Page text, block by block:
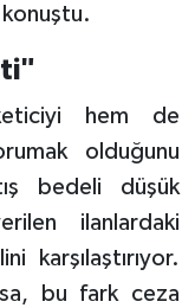
konuştu.
hem de
olduğunu
bedeli düşük
ilanlardaki
karşılaştırıyor.
bu fark ceza